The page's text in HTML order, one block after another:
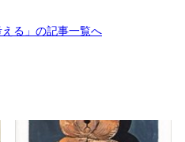
える」の記事一覧へ